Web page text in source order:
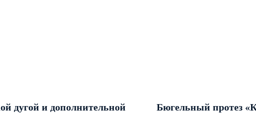
дугой и дополнительной
Бюгельный протез